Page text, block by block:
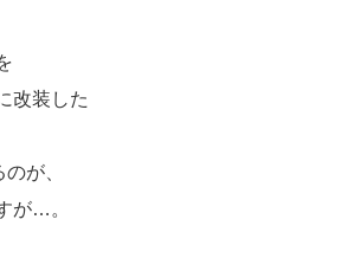
改装した
が、
が…。